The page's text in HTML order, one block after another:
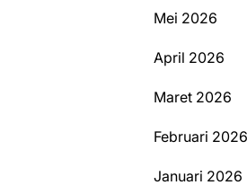
Mei 2026
April 2026
Maret 2026
Februari 2026
Januari 2026